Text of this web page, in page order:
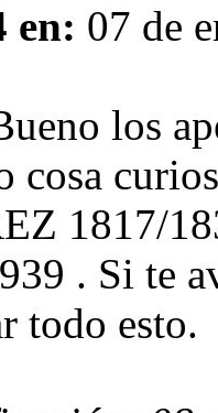
en: 07 de
los
cosa
1817/
. Si te
todo